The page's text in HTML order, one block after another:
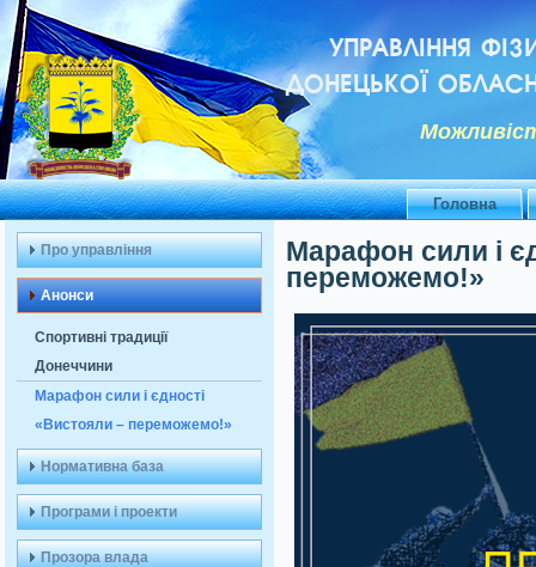
УПРАВЛІННЯ
ДОНЕЦЬКОЇ
Головна
Про управління
Анонси
Спортивні традиції
Донеччини
Марафон сили і єдності
«Вистояли – переможемо!»
Нормативна база
Програми і проекти
Прозора влада
Марафон сили і
переможемо!»